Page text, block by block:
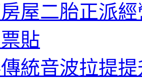
屋二胎正派
貼
統音波拉提